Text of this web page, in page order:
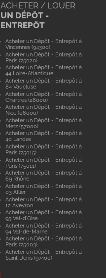
ACHETER / LOUER
UN DÉPÔT -
ENTREPÔT
Acheter un Dépôt - Entrepôt à
Vincennes (94300)
Acheter un Dépôt - Entrepôt à
Paris (75020)
Acheter un Dépôt - Entrepôt à
44 Loire-Atlantique
Acheter un Dépôt - Entrepôt à
84 Vaucluse
Acheter un Dépôt - Entrepôt à
Chartres (28000)
Acheter un Dépôt - Entrepôt à
Nice (06000)
Acheter un Dépôt - Entrepôt à
Metz (57000)
Acheter un Dépôt - Entrepôt à
40 Landes
Acheter un Dépôt - Entrepôt à
Paris (75015)
Acheter un Dépôt - Entrepôt à
Paris (75011)
Acheter un Dépôt - Entrepôt à
69 Rhône
Acheter un Dépôt - Entrepôt à
03 Allier
Acheter un Dépôt - Entrepôt à
12 Aveyron
Acheter un Dépôt - Entrepôt à
95 Val-d'Oise
Acheter un Dépôt - Entrepôt à
94 Val-de-Marne
Acheter un Dépôt - Entrepôt à
Paris (75003)
Acheter un Dépôt - Entrepôt à
Saint Denis (97400)